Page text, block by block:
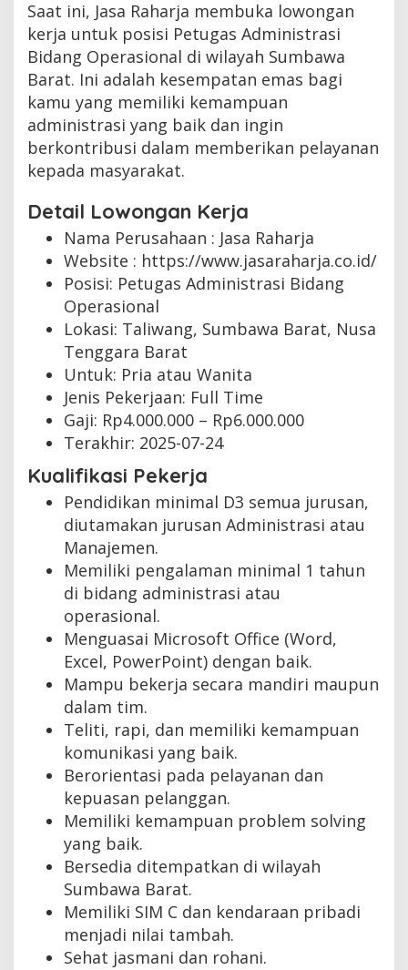
Saat ini, Jasa Raharja membuka lowongan
kerja untuk posisi Petugas Administrasi
Bidang Operasional di wilayah Sumbawa
Barat. Ini adalah kesempatan emas bagi
kamu yang memiliki kemampuan
administrasi yang baik dan ingin
berkontribusi dalam memberikan pelayanan
kepada masyarakat.
Detail Lowongan Kerja
Nama Perusahaan : Jasa Raharja
Website : https://www.jasaraharja.co.id/
Posisi: Petugas Administrasi Bidang
Operasional
Lokasi: Taliwang, Sumbawa Barat, Nusa
Tenggara Barat
Untuk: Pria atau Wanita
Jenis Pekerjaan: Full Time
Gaji: Rp4.000.000 – Rp6.000.000
Terakhir: 2025-07-24
Kualifikasi Pekerja
Pendidikan minimal D3 semua jurusan,
diutamakan jurusan Administrasi atau
Manajemen.
Memiliki pengalaman minimal 1 tahun
di bidang administrasi atau
operasional.
Menguasai Microsoft Office (Word,
Excel, PowerPoint) dengan baik.
Mampu bekerja secara mandiri maupun
dalam tim.
Teliti, rapi, dan memiliki kemampuan
komunikasi yang baik.
Berorientasi pada pelayanan dan
kepuasan pelanggan.
Memiliki kemampuan problem solving
yang baik.
Bersedia ditempatkan di wilayah
Sumbawa Barat.
Memiliki SIM C dan kendaraan pribadi
menjadi nilai tambah.
Sehat jasmani dan rohani.